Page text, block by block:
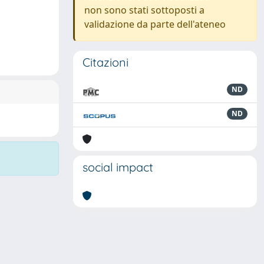
non sono stati sottoposti a
validazione da parte dell'ateneo
Citazioni
ND
ND
social impact